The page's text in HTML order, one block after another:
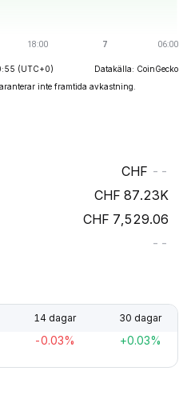
(UTC+0)
Datakälla: CoinGecko
inte framtida avkastning.
--
87.23K
7,529.06
--
14 dagar 30 dagar
-0.03% +0.03%